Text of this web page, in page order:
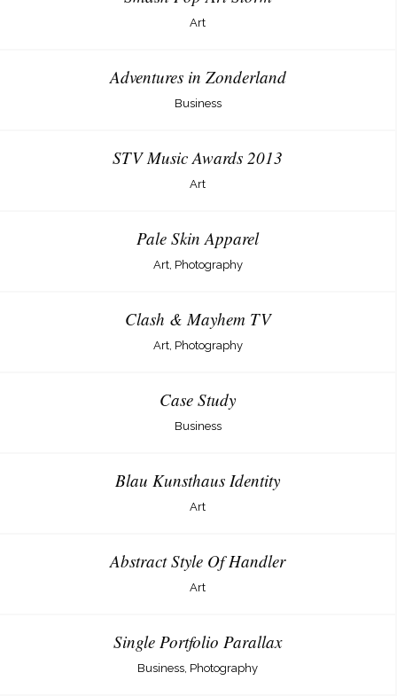
Art
Adventures in Zonderland
Business
STV Music Awards 2013
Art
Pale Skin Apparel
Art, Photography
Clash & Mayhem TV
Art, Photography
Case Study
Business
Blau Kunsthaus Identity
Art
Abstract Style Of Handler
Art
Single Portfolio Parallax
Business, Photography